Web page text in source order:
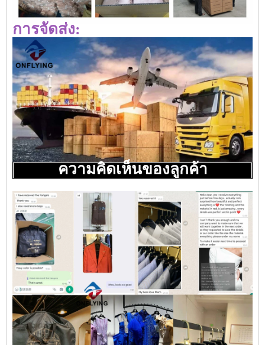
การจัดส่ง:
ความคิดเห็นของลูกค้า